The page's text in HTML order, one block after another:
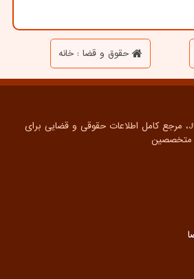
حقوق و قضا : خانه
اطلاعات حقوقی - JUDCMS، مرجع کامل اطلاعات حقوقی و قضایی برای
متخصصین